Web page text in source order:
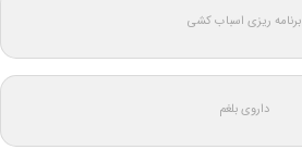
برنامه ریزی اسباب کشی
داروی بلغم